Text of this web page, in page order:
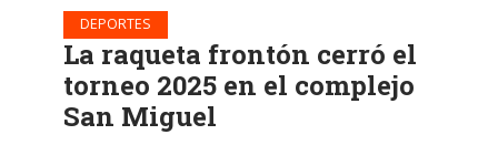
DEPORTES
La raqueta frontón cerró el
torneo 2025 en el complejo
San Miguel